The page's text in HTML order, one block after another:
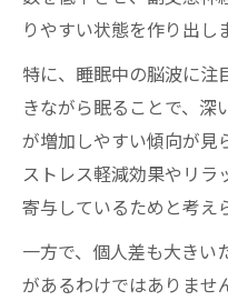
りやすい状態を作り出し
特に、睡眠中の脳波に注
きながら眠ることで、深
が増加しやすい傾向が見
ストレス軽減効果やリラ
寄与しているためと考え
一方で、個人差も大きい
があるわけではありませ